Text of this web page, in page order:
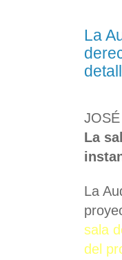
La
La
La
sala
del